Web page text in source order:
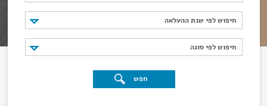
חיפוש לפי שנת ההעלאה
חיפוש לפי שנת ההעלאה
חיפוש לפי סוגה
חיפוש לפי סוגה
חפש